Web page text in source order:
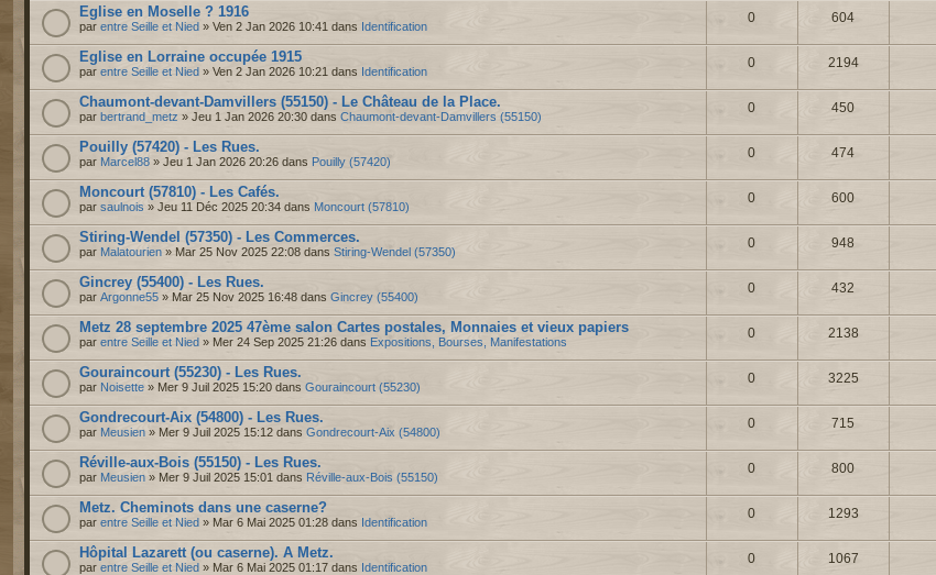
Eglise en Moselle ? 1916
par entre Seille et Nied » Ven 2 Jan 2026 10:41 dans Identification
0 604
Eglise en Lorraine occupée 1915
par entre Seille et Nied » Ven 2 Jan 2026 10:21 dans Identification
0 2194
Chaumont-devant-Damvillers (55150) - Le Château de la Place.
par bertrand_metz » Jeu 1 Jan 2026 20:30 dans Chaumont-devant-Damvillers (55150)
0 450
Pouilly (57420) - Les Rues.
par Marcel88 » Jeu 1 Jan 2026 20:26 dans Pouilly (57420)
0 474
Moncourt (57810) - Les Cafés.
par saulnois » Jeu 11 Déc 2025 20:34 dans Moncourt (57810)
0 600
Stiring-Wendel (57350) - Les Commerces.
par Malatourien » Mar 25 Nov 2025 22:08 dans Stiring-Wendel (57350)
0 948
Gincrey (55400) - Les Rues.
par Argonne55 » Mar 25 Nov 2025 16:48 dans Gincrey (55400)
0 432
Metz 28 septembre 2025 47ème salon Cartes postales, Monnaies et vieux papiers
par entre Seille et Nied » Mer 24 Sep 2025 21:26 dans Expositions, Bourses, Manifestations
0 2138
Gouraincourt (55230) - Les Rues.
par Noisette » Mer 9 Juil 2025 15:20 dans Gouraincourt (55230)
0 3225
Gondrecourt-Aix (54800) - Les Rues.
par Meusien » Mer 9 Juil 2025 15:12 dans Gondrecourt-Aix (54800)
0 715
Réville-aux-Bois (55150) - Les Rues.
par Meusien » Mer 9 Juil 2025 15:01 dans Réville-aux-Bois (55150)
0 800
Metz. Cheminots dans une caserne?
par entre Seille et Nied » Mar 6 Mai 2025 01:28 dans Identification
0 1293
Hôpital Lazarett (ou caserne). A Metz.
par entre Seille et Nied » Mar 6 Mai 2025 01:17 dans Identification
0 1067